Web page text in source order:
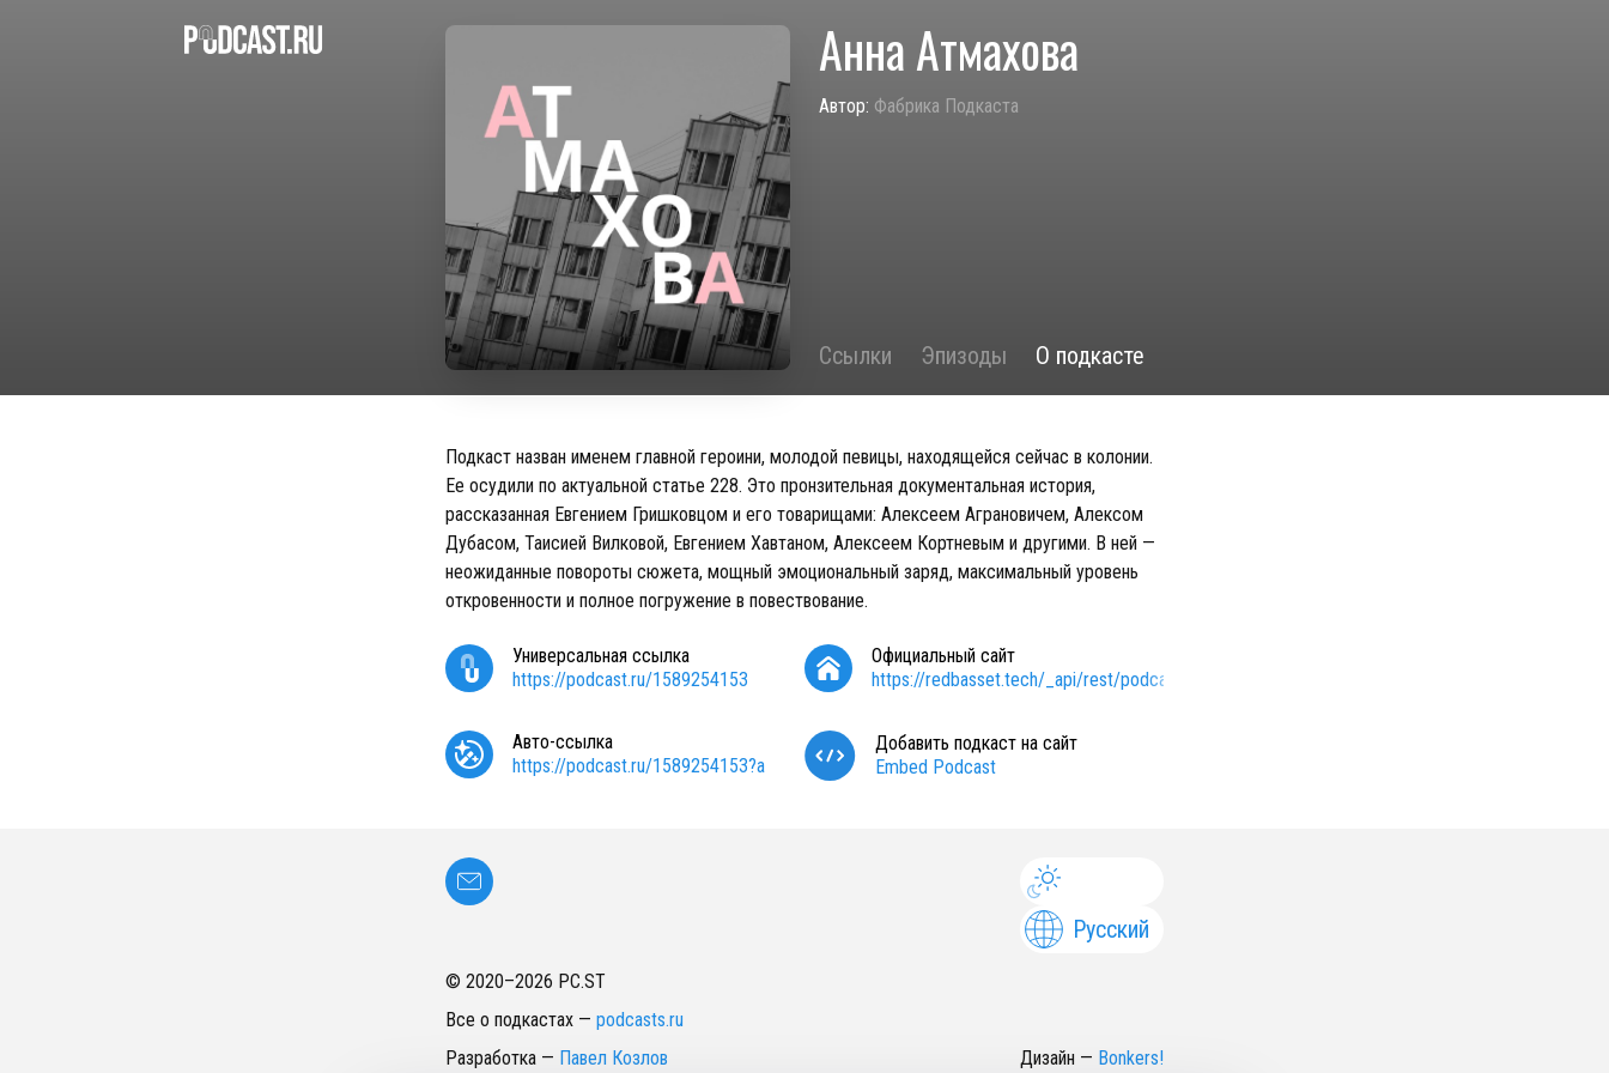
Анна Атмахова
Автор: Фабрика Подкаста
Ссылки Эпизоды О подкасте
Подкаст назван именем главной героини, молодой певицы, находящейся сейчас в колонии.
Ее осудили по актуальной статье 228. Это пронзительная документальная история,
рассказанная Евгением Гришковцом и его товарищами: Алексеем Аграновичем, Алексом
Дубасом, Таисией Вилковой, Евгением Хавтаном, Алексеем Кортневым и другими. В ней —
неожиданные повороты сюжета, мощный эмоциональный заряд, максимальный уровень
откровенности и полное погружение в повествование.
Универсальная ссылка
https://podcast.ru/1589254153
Официальный сайт
https://redbasset.tech/_api/rest/podcast_rss/491
Авто-ссылка
https://podcast.ru/1589254153?a
Добавить подкаст на сайт
Embed Podcast
Русский
© 2020–2026 PC.ST
Все о подкастах — podcasts.ru
Разработка — Павел Козлов Дизайн — Bonkers!